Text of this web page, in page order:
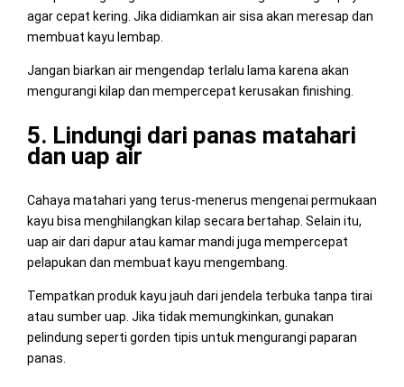
agar cepat kering. Jika didiamkan air sisa akan meresap dan
membuat kayu lembap.
Jangan biarkan air mengendap terlalu lama karena akan
mengurangi kilap dan mempercepat kerusakan finishing.
5. Lindungi dari panas matahari
dan uap air
Cahaya matahari yang terus-menerus mengenai permukaan
kayu bisa menghilangkan kilap secara bertahap. Selain itu,
uap air dari dapur atau kamar mandi juga mempercepat
pelapukan dan membuat kayu mengembang.
Tempatkan produk kayu jauh dari jendela terbuka tanpa tirai
atau sumber uap. Jika tidak memungkinkan, gunakan
pelindung seperti gorden tipis untuk mengurangi paparan
panas.